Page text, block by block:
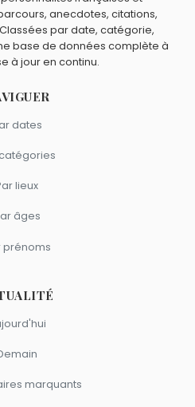
Capricorne.
anecdotes, citations,
par date, catégorie,
base de données complète à
à jour en continu.
dates
lieux
âges
prénoms
marquants